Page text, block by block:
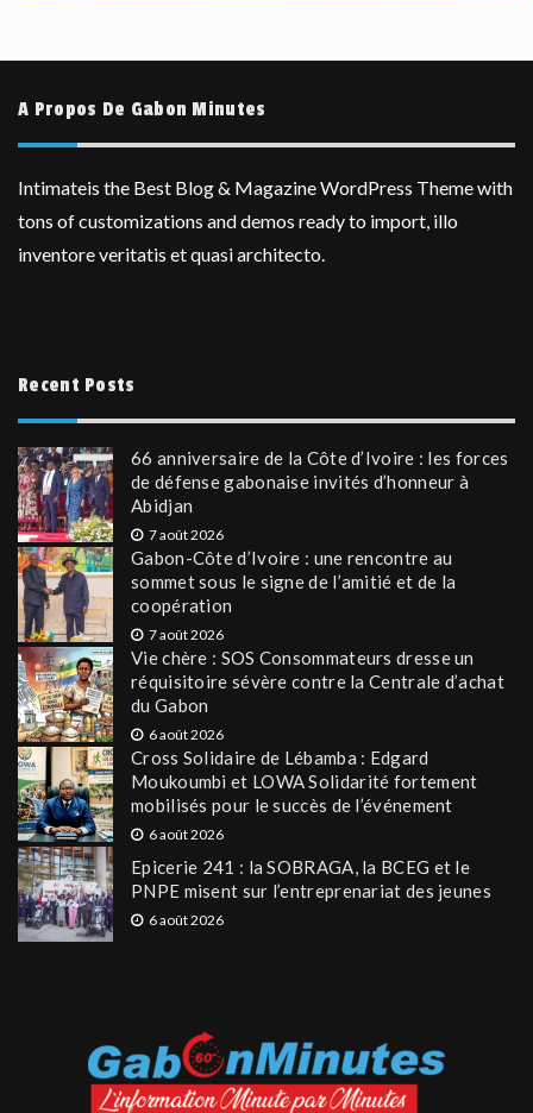
A Propos De Gabon Minutes
Intimateis the Best Blog & Magazine WordPress Theme with
tons of customizations and demos ready to import, illo
inventore veritatis et quasi architecto.
Recent Posts
66 anniversaire de la Côte d’Ivoire : les forces
de défense gabonaise invités d’honneur à
Abidjan
7 août 2026
Gabon-Côte d’Ivoire : une rencontre au
sommet sous le signe de l’amitié et de la
coopération
7 août 2026
Vie chère : SOS Consommateurs dresse un
réquisitoire sévère contre la Centrale d’achat
du Gabon
6 août 2026
Cross Solidaire de Lébamba : Edgard
Moukoumbi et LOWA Solidarité fortement
mobilisés pour le succès de l’événement
6 août 2026
Epicerie 241 : la SOBRAGA, la BCEG et le
PNPE misent sur l’entreprenariat des jeunes
6 août 2026